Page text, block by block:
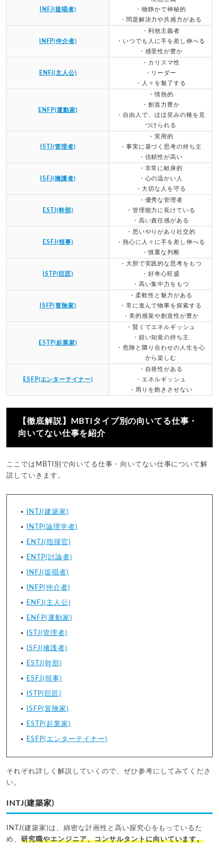
INFJ(提唱者)
・物静かで神秘的
・問題解決力や共感力がある
INFP(仲介者)
・利他主義者
・いつでも人に手を差し伸べる
・感受性が豊か
ENFJ(主人公)
・カリスマ性
・リーダー
・人々を魅了する
ENFP(運動家)
・情熱的
・創造力豊か
・自由人で、ほほ笑みの種を見
つけられる
ISTJ(管理者)
・実用的
・事実に基づく思考の持ち主
・信頼性が高い
ISFJ(擁護者)
・非常に献身的
・心の温かい人
・大切な人を守る
ESTJ(幹部)
・優秀な管理者
・管理能力に長けている
・高い責任感がある
ESFJ(領事)
・思いやりがあり社交的
・熱心に人々に手を差し伸べる
・慎重な判断
ISTP(巨匠)
・大胆で実践的な思考をもつ
・好奇心旺盛
・高い集中力をもつ
ISFP(冒険家)
・柔軟性と魅力がある
・常に進んで物事を探索する
・美的感覚や創造性が豊か
ESTP(起業家)
・賢くてエネルギッシュ
・鋭い知覚の持ち主
・危険と隣り合わせの人生を心
から楽しむ
ESFP(エンターテイナー)
・自発性がある
・エネルギッシュ
・周りを飽きさせない
【徹底解説】MBTIタイプ別の向いてる仕事・
向いてない仕事を紹介
ここではMBTI別で向いてる仕事・向いてない仕事について解
説していきます。
INTJ(建築家)
INTP(論理学者)
ENTJ(指揮官)
ENTP(討論者)
INFJ(提唱者)
INFP(仲介者)
ENFJ(主人公)
ENFP(運動家)
ISTJ(管理者)
ISFJ(擁護者)
ESTJ(幹部)
ESFJ(領事)
ISTP(巨匠)
ISFP(冒険家)
ESTP(起業家)
ESFP(エンターテイナー)
それぞれ詳しく解説していくので、ぜひ参考にしてみてくださ
い。
INTJ(建築家)
INTJ(建築家)は、綿密な計画性と高い探究心をもっているた
め、研究職やエンジニア、コンサルタントに向いています。